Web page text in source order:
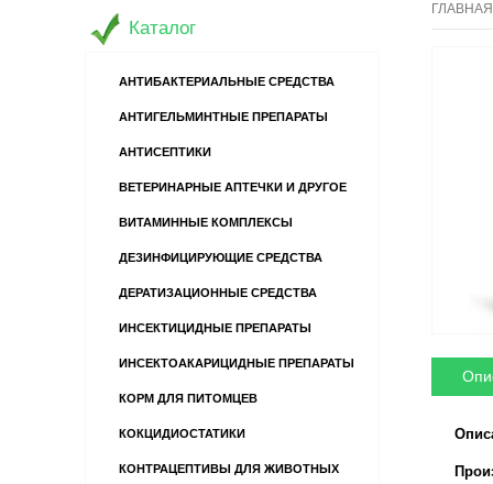
ГЛАВНАЯ
Каталог
АНТИБАКТЕРИАЛЬНЫЕ СРЕДСТВА
АНТИГЕЛЬМИНТНЫЕ ПРЕПАРАТЫ
АНТИСЕПТИКИ
ВЕТЕРИНАРНЫЕ АПТЕЧКИ И ДРУГОЕ
ВИТАМИННЫЕ КОМПЛЕКСЫ
ДЕЗИНФИЦИРУЮЩИЕ СРЕДСТВА
ДЕРАТИЗАЦИОННЫЕ СРЕДСТВА
ИНСЕКТИЦИДНЫЕ ПРЕПАРАТЫ
ИНСЕКТОАКАРИЦИДНЫЕ ПРЕПАРАТЫ
КОРМ ДЛЯ ПИТОМЦЕВ
КОКЦИДИОСТАТИКИ
КОНТРАЦЕПТИВЫ ДЛЯ ЖИВОТНЫХ